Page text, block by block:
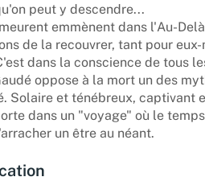
peut y descendre...
emmènent dans l'Au-
de la recouvrer, tant pour
dans la conscience de tous
oppose à la mort un des
Solaire et ténébreux, captivant
dans un "voyage" où le
un être au néant.